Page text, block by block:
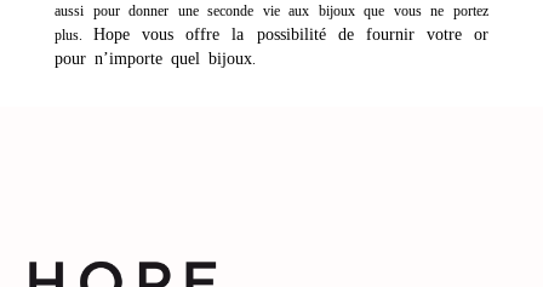
aussi pour donner une seconde vie aux bijoux que vous ne portez
plus.Hope vous offre la possibilité de fournir votre or
pour n’importe quel bijoux.